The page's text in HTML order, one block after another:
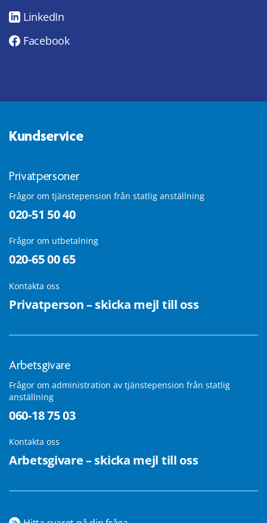
LinkedIn
Facebook
Kundservice
Privatpersoner
Frågor om tjänstepension från statlig anställning
020-51 50 40
Frågor om utbetalning
020-65 00 65
Kontakta oss
Privatperson – skicka mejl till oss
Arbetsgivare
Frågor om administration av tjänstepension från statlig
anställning
060-18 75 03
Kontakta oss
Arbetsgivare – skicka mejl till oss